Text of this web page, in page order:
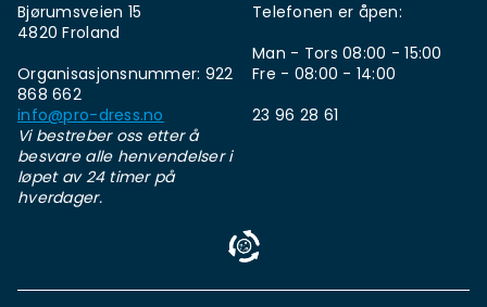
Bjørumsveien 15
4820 Froland
Organisasjonsnummer: 922
868 662
info@pro-dress.no
Vi bestreber oss etter å
besvare alle henvendelser i
løpet av 24 timer på
hverdager.
Telefonen er åpen:
Man - Tors 08:00 - 15:00
Fre - 08:00 - 14:00
23 96 28 61